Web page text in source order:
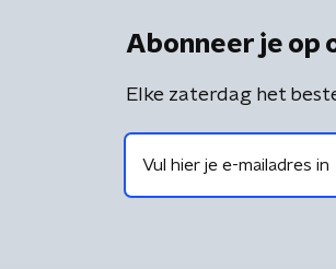
Abonneer je op
Elke zaterdag het